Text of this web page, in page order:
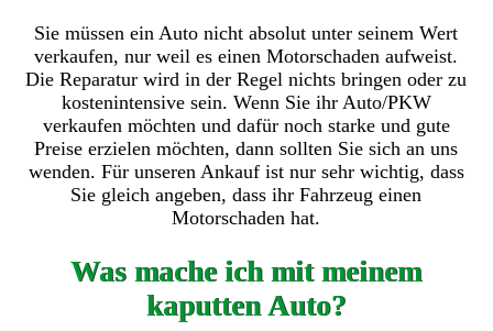
Sie müssen ein Auto nicht absolut unter seinem Wert
verkaufen, nur weil es einen Motorschaden aufweist.
Die Reparatur wird in der Regel nichts bringen oder zu
kostenintensive sein. Wenn Sie ihr Auto/PKW
verkaufen möchten und dafür noch starke und gute
Preise erzielen möchten, dann sollten Sie sich an uns
wenden. Für unseren Ankauf ist nur sehr wichtig, dass
Sie gleich angeben, dass ihr Fahrzeug einen
Motorschaden hat.
Was mache ich mit meinem
kaputten Auto?